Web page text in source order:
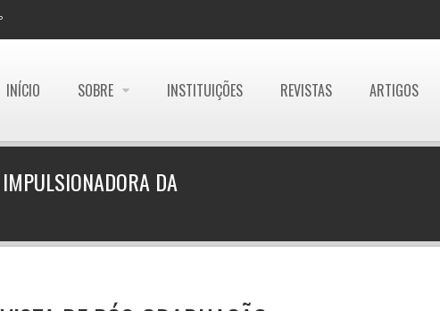
INÍCIO SOBRE INSTITUIÇÕES REVISTAS ARTIGOS
DA